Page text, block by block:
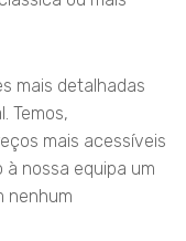
mais detalhadas
Temos,
mais acessíveis
nossa equipa um
nenhum